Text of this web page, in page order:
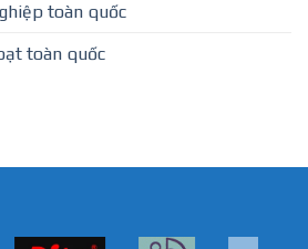
toàn quốc
toàn quốc